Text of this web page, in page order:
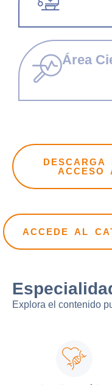
Área
DESCARGA
ACCESO
ACCEDE AL
Explora el contenido